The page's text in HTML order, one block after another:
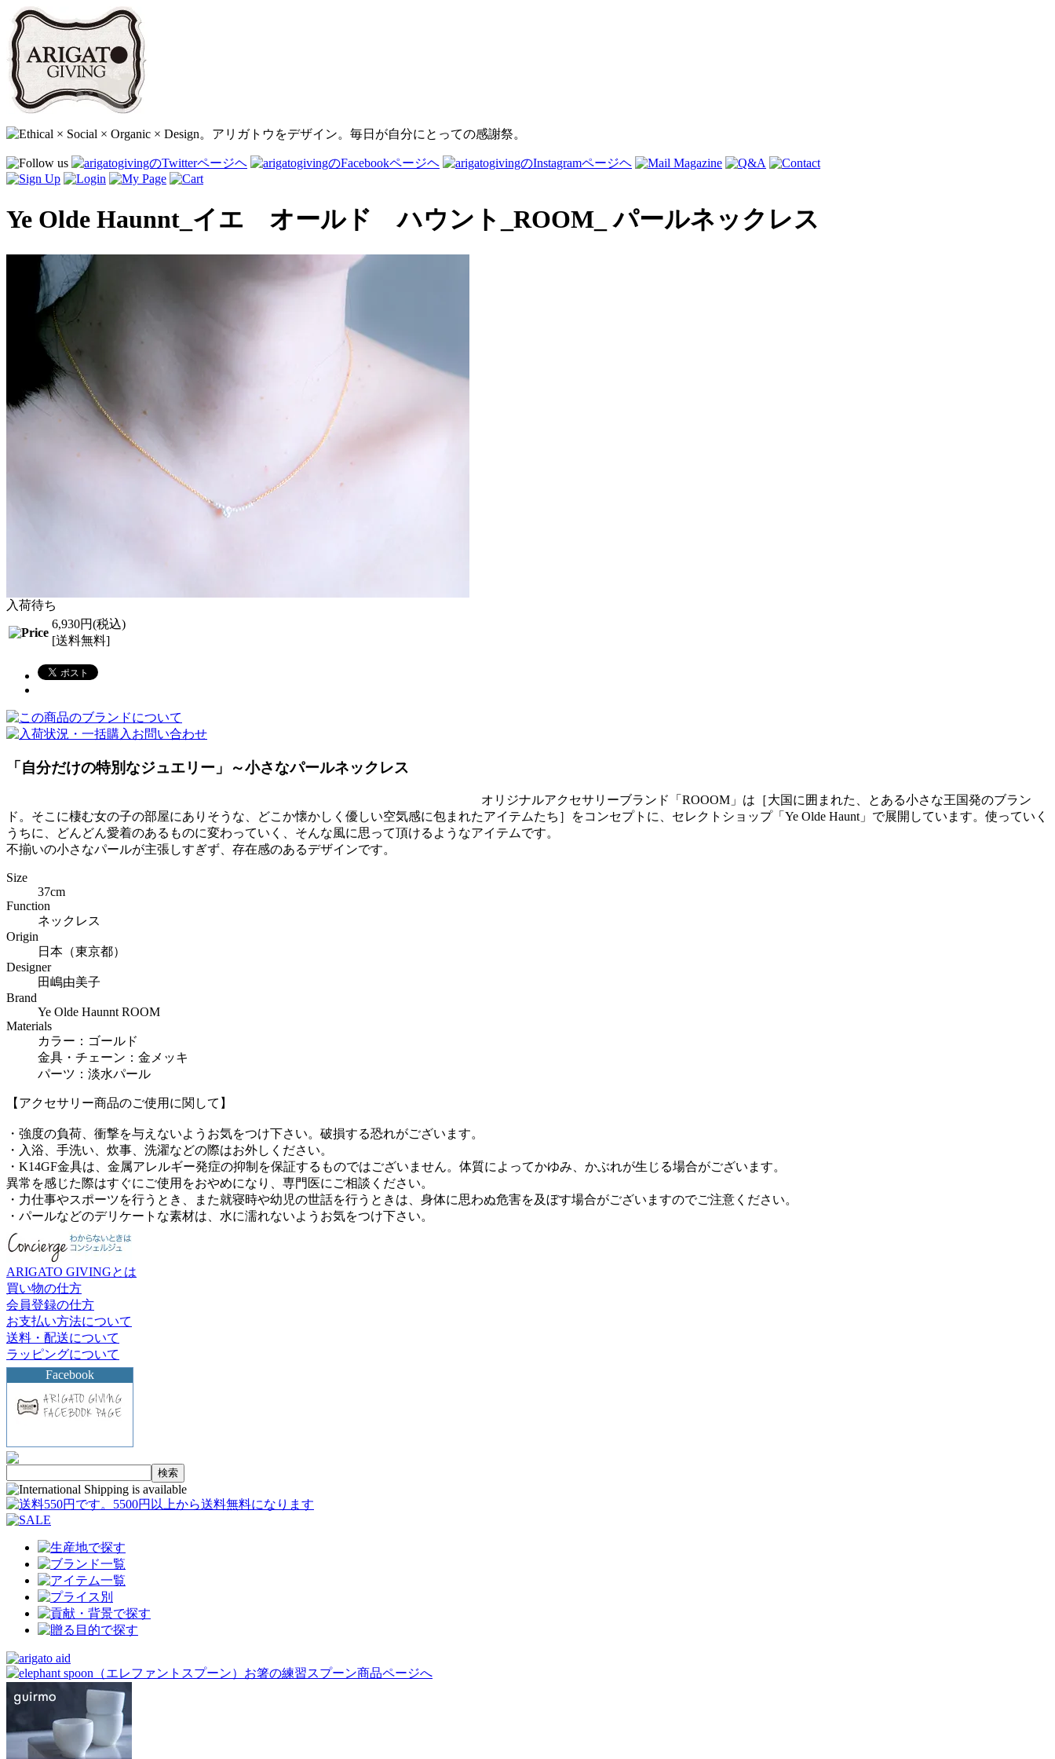
Ye Olde Haunnt_イエ オールド ハウント_ROOM_ パールネックレス
入荷待ち
6,930円(税込)
[送料無料]
「自分だけの特別なジュエリー」～小さなパールネックレス
オリジナルアクセサリーブランド「ROOOM」は［大国に囲まれた、とある小さな王国発のブラン
ド。そこに棲む女の子の部屋にありそうな、どこか懐かしく優しい空気感に包まれたアイテムたち］をコンセプトに、セレクトショップ「Ye Olde Haunt」で展開しています。使っていく
うちに、どんどん愛着のあるものに変わっていく、そんな風に思って頂けるようなアイテムです。
不揃いの小さなパールが主張しすぎず、存在感のあるデザインです。
Size
37cm
Function
ネックレス
Origin
日本（東京都）
Designer
田嶋由美子
Brand
Ye Olde Haunnt ROOM
Materials
カラー：ゴールド
金具・チェーン：金メッキ
パーツ：淡水パール
【アクセサリー商品のご使用に関して】
・強度の負荷、衝撃を与えないようお気をつけ下さい。破損する恐れがございます。
・入浴、手洗い、炊事、洗濯などの際はお外しください。
・K14GF金具は、金属アレルギー発症の抑制を保証するものではございません。体質によってかゆみ、かぶれが生じる場合がございます。
異常を感じた際はすぐにご使用をおやめになり、専門医にご相談ください。
・力仕事やスポーツを行うとき、また就寝時や幼児の世話を行うときは、身体に思わぬ危害を及ぼす場合がございますのでご注意ください。
・パールなどのデリケートな素材は、水に濡れないようお気をつけ下さい。
ARIGATO GIVINGとは
買い物の仕方
会員登録の仕方
お支払い方法について
送料・配送について
ラッピングについて
Facebook